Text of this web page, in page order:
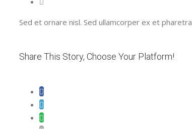
Sed et ornare nisl. Sed ullamcorper ex et
Share This Story, Choose Your Platform!